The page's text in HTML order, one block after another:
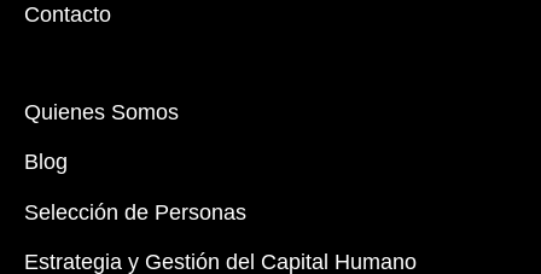
Contacto
Quienes Somos
Blog
Selección de Personas
Estrategia y Gestión del Capital Humano